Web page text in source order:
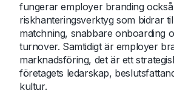
fungerar employer branding
riskhanteringsverktyg som bidrar
matchning, snabbare onboarding
turnover. Samtidigt är employer
marknadsföring, det är ett
företagets ledarskap,
kultur.